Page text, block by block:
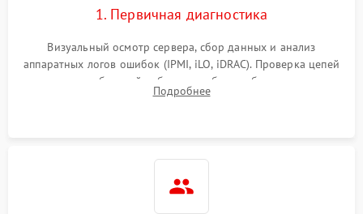
Влага и внешные воздействия
1. Первичная диагностика
Визуальный осмотр сервера, сбор данных и анализ
аппаратных логов ошибок (IPMI, iLO, iDRAC). Проверка цепей
питания и базовой работоспособности без вскрытия
корпуса для быстрой локализации сбоя.
Подробнее